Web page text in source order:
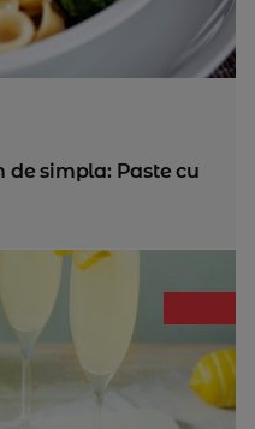
de simpla: Paste cu